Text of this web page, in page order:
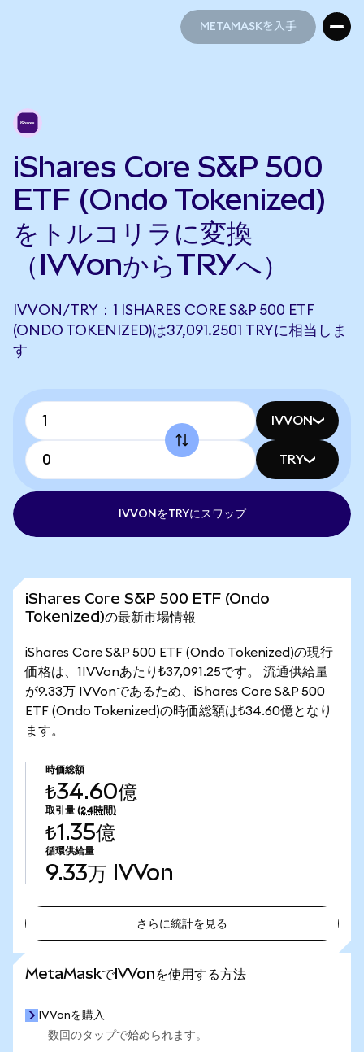
METAMASKを入手
iShares Core S&P 500
ETF (Ondo Tokenized)
をトルコリラに変換
（IVVonからTRYへ）
IVVON/TRY：1 ISHARES CORE S&P 500 ETF
(ONDO TOKENIZED)は37,091.2501 TRYに相当しま
す
IVVON
TRY
IVVONをTRYにスワップ
iShares Core S&P 500 ETF (Ondo
Tokenized)の最新市場情報
iShares Core S&P 500 ETF (Ondo Tokenized)の現行
価格は、1IVVonあたり₺37,091.25です。 流通供給量
が9.33万 IVVonであるため、iShares Core S&P 500
ETF (Ondo Tokenized)の時価総額は₺34.60億となり
ます。
時価総額
₺34.60億
取引量 (24時間)
₺1.35億
循環供給量
9.33万 IVVon
さらに統計を見る
MetaMaskでIVVonを使用する方法
IVVonを購入
数回のタップで始められます。